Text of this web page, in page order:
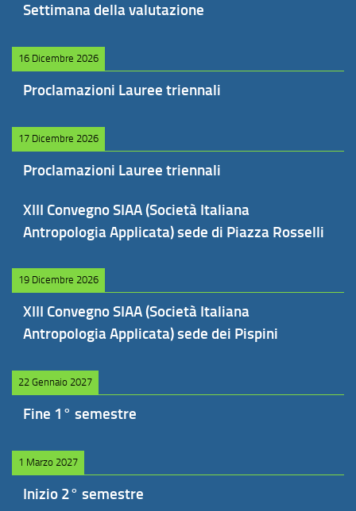
Settimana della valutazione
16 Dicembre 2026
Proclamazioni Lauree triennali
17 Dicembre 2026
Proclamazioni Lauree triennali
XIII Convegno SIAA (Società Italiana
Antropologia Applicata) sede di Piazza Rosselli
19 Dicembre 2026
XIII Convegno SIAA (Società Italiana
Antropologia Applicata) sede dei Pispini
22 Gennaio 2027
Fine 1° semestre
1 Marzo 2027
Inizio 2° semestre